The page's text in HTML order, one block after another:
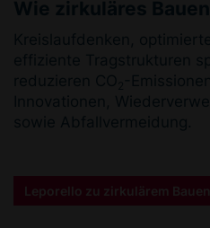
Leporello zu zirkulärem Bauen